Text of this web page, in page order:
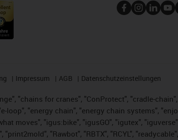
Impressum AGB Datenschutzeinstellungen
"chains for cranes", "ConProtect", "cradle-
loop", "energy chain", "energy chain systems",
moves", "igus:bike", "igusGO", "igutex",
"Rawbot", "RBTX", "RCYL",